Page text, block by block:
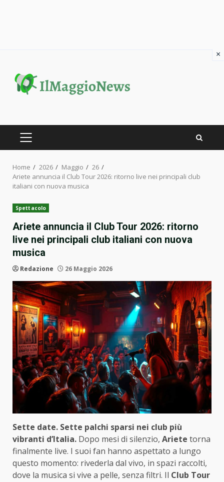
content
PRIMARY
Home 2026 Maggio
26
Ariete annuncia il Club Tour 2026: ritorno live nei principali club
italiani con nuova musica
Spettacolo
Ariete annuncia il Club Tour 2026: ritorno
live nei principali club italiani con nuova
musica
Redazione 26 Maggio 2026
Sette date. Sette palchi sparsi nei club più
vibranti d’Italia. Dopo mesi di silenzio, Ariete torna
finalmente live. I suoi fan hanno aspettato a lungo
questo momento: rivederla dal vivo, in spazi raccolti,
dove la musica si vive a pelle, senza filtri. Il Club Tour
×